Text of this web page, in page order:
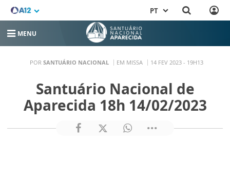
PT
MENU
POR SANTUÁRIO NACIONAL EM MISSA 14 FEV 2023 - 19H13
Santuário Nacional de
Aparecida 18h 14/02/2023